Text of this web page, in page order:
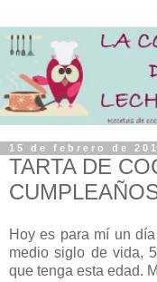
15 de febrero de
TARTA DE
Hoy es para mí un
medio siglo de vida,
que tenga esta edad.